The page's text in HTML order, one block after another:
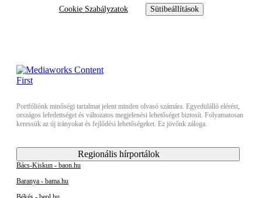
Cookie Szabályzatok Sütibeállítások
Portfóliónk minőségi tartalmat jelent minden olvasó számára. Egyedülálló elérést,
országos lefedettséget és változatos megjelenési lehetőséget biztosít. Folyamatosan
keressük az új irányokat és fejlődési lehetőségeket. Ez jövőnk záloga.
Regionális hírportálok
Bács-Kiskun - baon.hu
Baranya - bama.hu